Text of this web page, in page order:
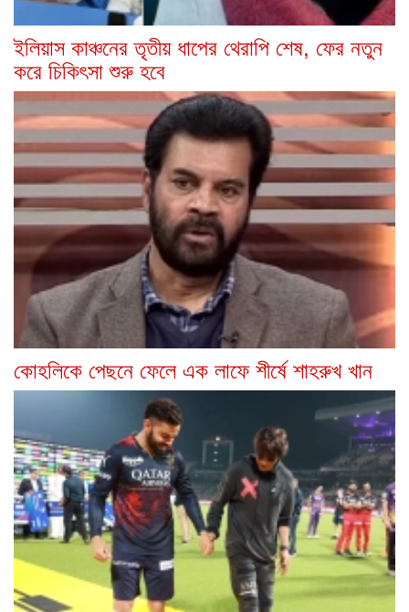
ইলিয়াস কাঞ্চনের তৃতীয় ধাপের থেরাপি শেষ, ফের নতুন
করে চিকিৎসা শুরু হবে
কোহলিকে পেছনে ফেলে এক লাফে শীর্ষে শাহরুখ খান